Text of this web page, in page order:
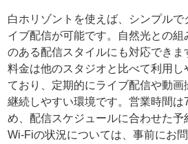
白ホリゾントを使えば、シンプルで
イブ配信が可能です。自然光との
のある配信スタイルにも対応できま
料金は他のスタジオと比べて利用
ており、定期的にライブ配信や動画
継続しやすい環境です。営業時間は
め、配信スケジュールに合わせた予
Wi-Fiの状況については、事前にお